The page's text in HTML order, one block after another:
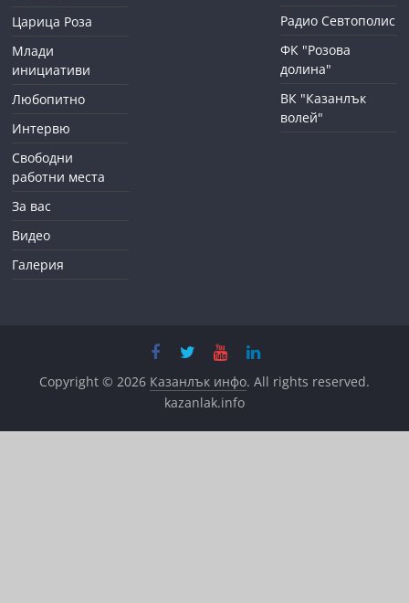
Царица Роза
Млади
инициативи
Любопитно
Интервю
Свободни
работни места
За вас
Видео
Галерия
Радио Севтополис
ФК "Розова
долина"
ВК "Казанлък
волей"
Copyright © 2026 Казанлък инфо. All rights reserved.
kazanlak.info